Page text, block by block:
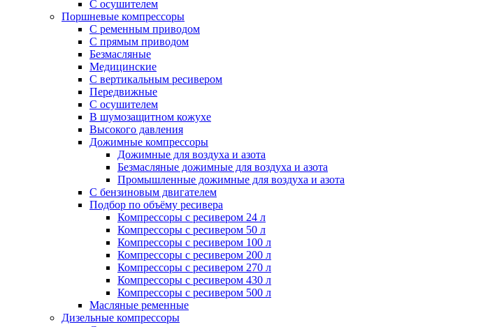
С осушителем
Поршневые компрессоры
С ременным приводом
С прямым приводом
Безмасляные
Медицинские
С вертикальным ресивером
Передвижные
С осушителем
В шумозащитном кожухе
Высокого давления
Дожимные компрессоры
Дожимные для воздуха и азота
Безмасляные дожимные для воздуха и азота
Промышленные дожимные для воздуха и азота
С бензиновым двигателем
Подбор по объёму ресивера
Компрессоры с ресивером 24 л
Компрессоры с ресивером 50 л
Компрессоры с ресивером 100 л
Компрессоры с ресивером 200 л
Компрессоры с ресивером 270 л
Компрессоры с ресивером 430 л
Компрессоры с ресивером 500 л
Масляные ременные
Дизельные компрессоры